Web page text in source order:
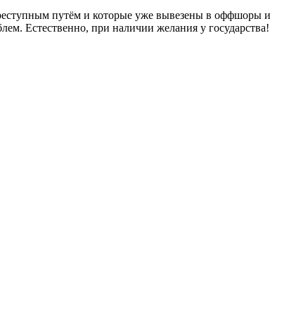
путём и которые уже вывезены в оффшоры и
Естественно, при наличии желания у государства!